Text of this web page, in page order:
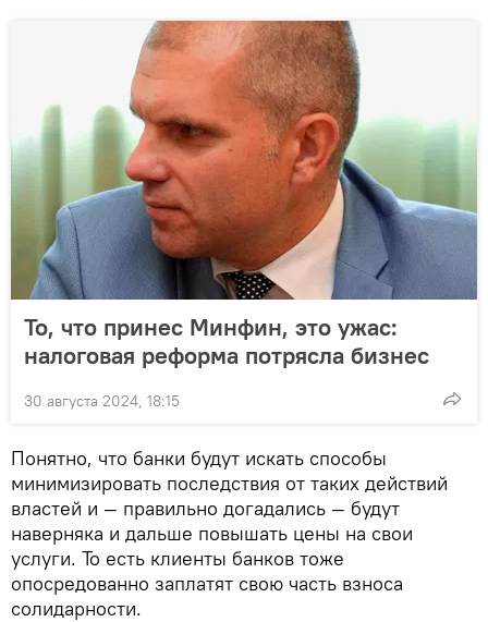
То, что принес Минфин, это ужас:
налоговая реформа потрясла бизнес
30 августа 2024, 18:15
Понятно, что банки будут искать способы
минимизировать последствия от таких действий
властей и — правильно догадались — будут
наверняка и дальше повышать цены на свои
услуги. То есть клиенты банков тоже
опосредованно заплатят свою часть взноса
солидарности.